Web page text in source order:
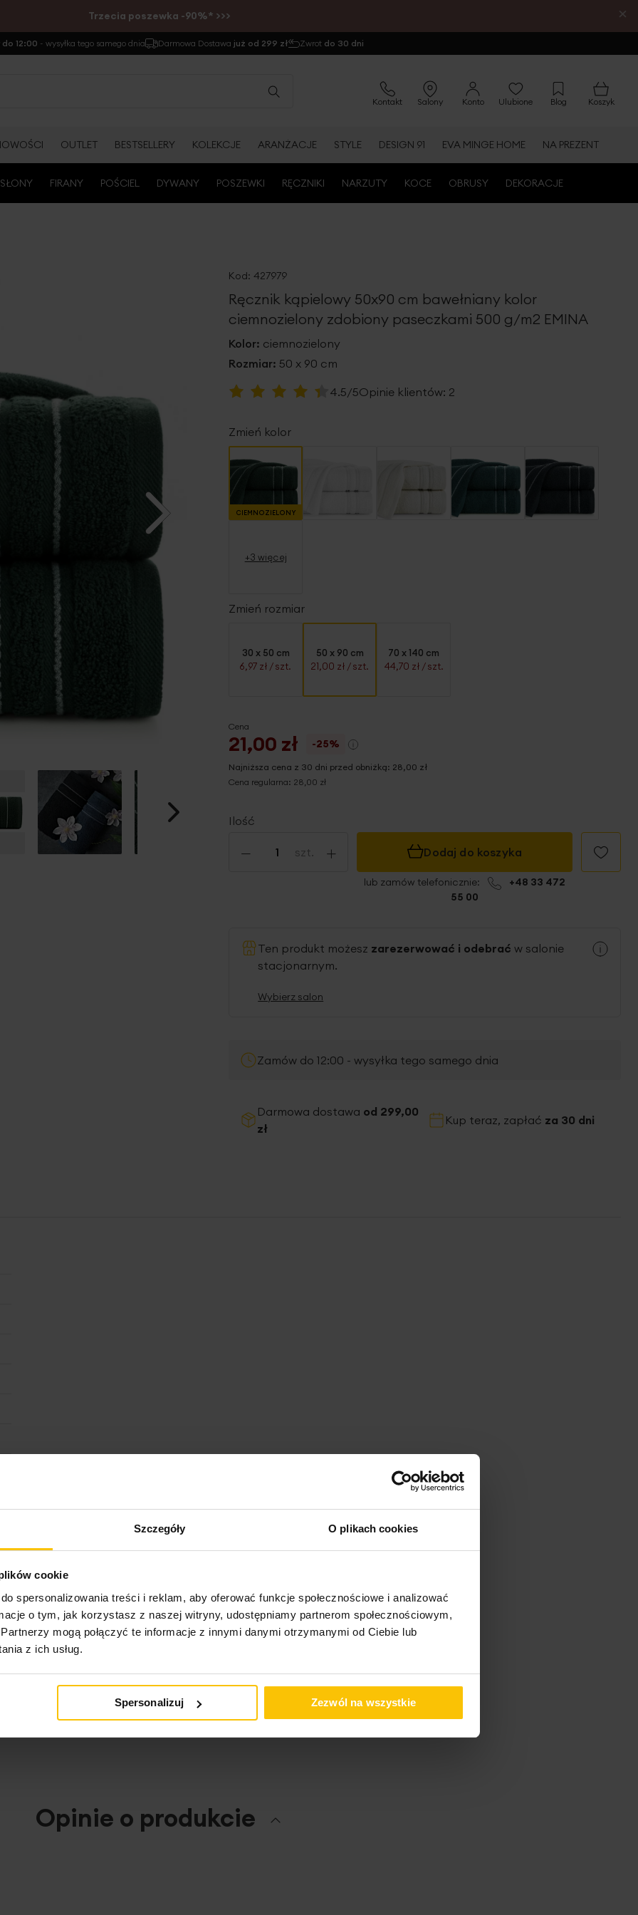
Szczegóły O plikach cookies
cookie
spersonalizowania treści i reklam, aby oferować funkcje społecznościowe i analizować
o tym, jak korzystasz z naszej witryny, udostępniamy partnerom społecznościowym,
mogą połączyć te informacje z innymi danymi otrzymanymi od Ciebie lub
z ich usług.
Spersonalizuj Zezwól na wszystkie
Trzecia poszewka -90%* >>> ×
12:00 - wysyłka tego samego dnia Darmowa Dostawa już od 299 zł Zwrot do 30 dni
Kontakt Salony Konto Ulubione Blog Koszyk
OUTLET BESTSELLERY KOLEKCJE ARANŻACJE STYLE DESIGN 91 EVA MINGE HOME NA PREZENT
FIRANY POŚCIEL DYWANY POSZEWKI RĘCZNIKI NARZUTY KOCE OBRUSY DEKORACJE
Kod: 427979
Ręcznik kąpielowy 50x90 cm bawełniany kolor
ciemnozielony zdobiony paseczkami 500 g/m2 EMINA
Kolor: ciemnozielony
Rozmiar: 50 x 90 cm
Ocena:
4.5/5Opinie klientów: 2
Zmień kolor
CIEMNOZIELONY
+3 więcej
Zmień rozmiar
30 x 50 cm
6,97 zł / szt.
50 x 90 cm
21,00 zł / szt.
70 x 140 cm
44,70 zł / szt.
Ilość
- szt. +
Cena
21,00 zł -25%
Najniższa cena z 30 dni przed obniżką: 28,00 zł
Cena regularna: 28,00 zł
Dodaj do koszyka
lub zamów telefonicznie:
+48 33 472
55 00
Ten produkt możesz zarezerwować i odebrać w salonie
stacjonarnym.
Wybierz salon
Zamów do 12:00 - wysyłka tego samego dnia
Darmowa dostawa od 299,00
zł
Kup teraz, zapłać za 30 dni
Opinie o produkcie